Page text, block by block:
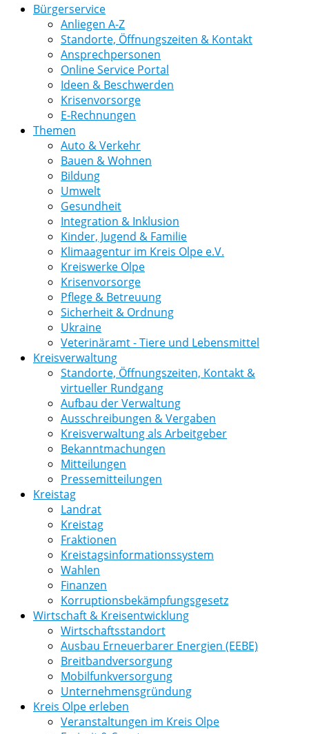
Bürgerservice
Anliegen A-Z
Standorte, Öffnungszeiten & Kontakt
Ansprechpersonen
Online Service Portal
Ideen & Beschwerden
Krisenvorsorge
E-Rechnungen
Themen
Auto & Verkehr
Bauen & Wohnen
Bildung
Umwelt
Gesundheit
Integration & Inklusion
Kinder, Jugend & Familie
Klimaagentur im Kreis Olpe e.V.
Kreiswerke Olpe
Krisenvorsorge
Pflege & Betreuung
Sicherheit & Ordnung
Ukraine
Veterinäramt - Tiere und Lebensmittel
Kreisverwaltung
Standorte, Öffnungszeiten, Kontakt &
virtueller Rundgang
Aufbau der Verwaltung
Ausschreibungen & Vergaben
Kreisverwaltung als Arbeitgeber
Bekanntmachungen
Mitteilungen
Pressemitteilungen
Kreistag
Landrat
Kreistag
Fraktionen
Kreistagsinformationssystem
Wahlen
Finanzen
Korruptionsbekämpfungsgesetz
Wirtschaft & Kreisentwicklung
Wirtschaftsstandort
Ausbau Erneuerbarer Energien (EEBE)
Breitbandversorgung
Mobilfunkversorgung
Unternehmensgründung
Kreis Olpe erleben
Veranstaltungen im Kreis Olpe